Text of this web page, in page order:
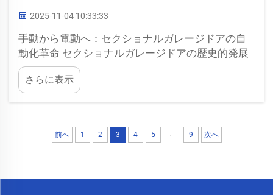
2025-11-04 10:33:33
手動から電動へ：セクショナルガレージドアの自
動化革命 セクショナルガレージドアの歴史的発展
1900年代初頭には、ガレージドアは手動で開ける
必要がありました。 homeowners literally had to
lift those heavy single panel door...
さらに表示
前へ 1 2 3 4 5 ... 9 次へ